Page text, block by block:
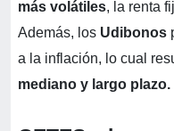
más volátiles, la renta
Además, los Udibonos
a la inflación, lo cual
mediano y largo plazo.